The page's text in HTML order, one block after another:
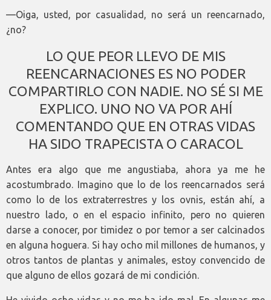
—Oiga, usted, por casualidad, no será un reencarnado,
¿no?
LO QUE PEOR LLEVO DE MIS
REENCARNACIONES ES NO PODER
COMPARTIRLO CON NADIE. NO SÉ SI ME
EXPLICO. UNO NO VA POR AHÍ
COMENTANDO QUE EN OTRAS VIDAS
HA SIDO TRAPECISTA O CARACOL
Antes era algo que me angustiaba, ahora ya me he
acostumbrado. Imagino que lo de los reencarnados será
como lo de los extraterrestres y los ovnis, están ahí, a
nuestro lado, o en el espacio infinito, pero no quieren
darse a conocer, por timidez o por temor a ser calcinados
en alguna hoguera. Si hay ocho mil millones de humanos, y
otros tantos de plantas y animales, estoy convencido de
que alguno de ellos gozará de mi condición.